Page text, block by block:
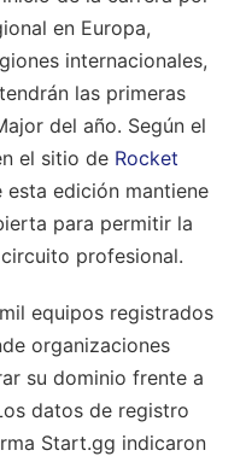
en Europa,
internacionales,
las primeras
del año. Según el
el sitio de Rocket
edición mantiene
para permitir la
profesional.
equipos registrados
organizaciones
su dominio frente a
datos de registro
Start.gg indicaron